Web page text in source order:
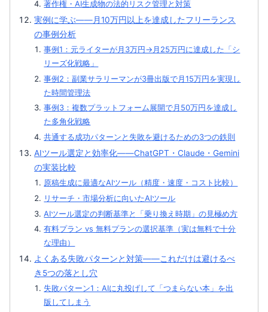
著作権・AI生成物の法的リスク管理と対策
実例に学ぶ——月10万円以上を達成したフリーランス
の事例分析
事例1：元ライターが月3万円→月25万円に達成した「シ
リーズ化戦略」
事例2：副業サラリーマンが3冊出版で月15万円を実現し
た時間管理法
事例3：複数プラットフォーム展開で月50万円を達成し
た多角化戦略
共通する成功パターンと失敗を避けるための3つの鉄則
AIツール選定と効率化——ChatGPT・Claude・Gemini
の実装比較
原稿生成に最適なAIツール（精度・速度・コスト比較）
リサーチ・市場分析に向いたAIツール
AIツール選定の判断基準と「乗り換え時期」の見極め方
有料プラン vs 無料プランの選択基準（実は無料で十分
な理由）
よくある失敗パターンと対策——これだけは避けるべ
き5つの落とし穴
失敗パターン1：AIに丸投げして「つまらない本」を出
版してしまう